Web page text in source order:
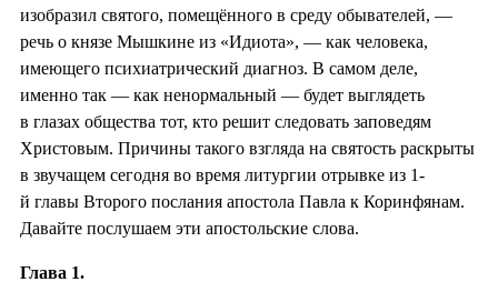
изобразил святого, помещённого в среду обывателей, —
речь о князе Мышкине из «Идиота», — как человека,
имеющего психиатрический диагноз. В самом деле,
именно так — как ненормальный — будет выглядеть
в глазах общества тот, кто решит следовать заповедям
Христовым. Причины такого взгляда на святость раскрыты
в звучащем сегодня во время литургии отрывке из 1-
й главы Второго послания апостола Павла к Коринфянам.
Давайте послушаем эти апостольские слова.
Глава 1.